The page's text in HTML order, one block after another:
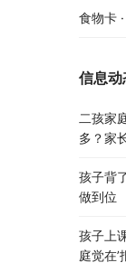
食物卡
信息动
二孩家
多？家
孩子背
做到位
孩子上
庭觉在’